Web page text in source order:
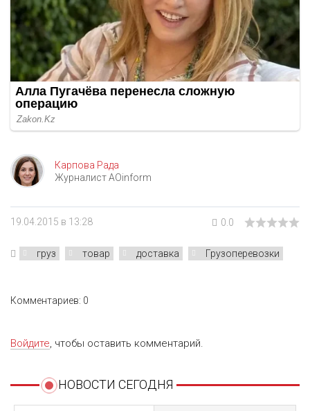
Карпова Рада
Журналист AOinform
19.04.2015 в 13:28 0.0
груз товар доставка Грузоперевозки
Комментариев: 0
Войдите, чтобы оставить комментарий.
НОВОСТИ СЕГОДНЯ